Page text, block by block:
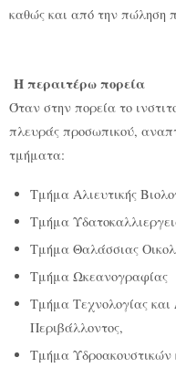
καθώς και από την πώληση
Η περαιτέρω πορεία
Όταν στην πορεία το
πλευράς προσωπικού,
τμήματα:
Τμήμα Αλιευτικής
Τμήμα
Τμήμα Θαλάσσιας
Τμήμα Ωκεανογραφίας
Τμήμα Τεχνολογίας και
Περιβάλλοντος,
Τμήμα